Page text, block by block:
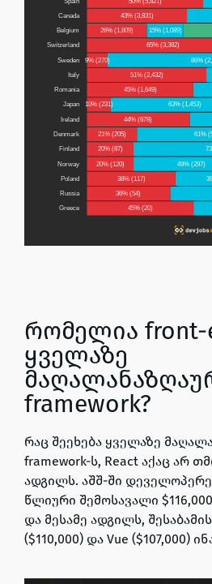
რომელია front-
ყველაზე
framework?
რაც შეეხება ყველაზე
framework-ს, React აქაც არ
ადგილს. აშშ-ში
წლიური შემოსავალი
და მესამე ადგილს,
($110,000) და Vue ($107,000)